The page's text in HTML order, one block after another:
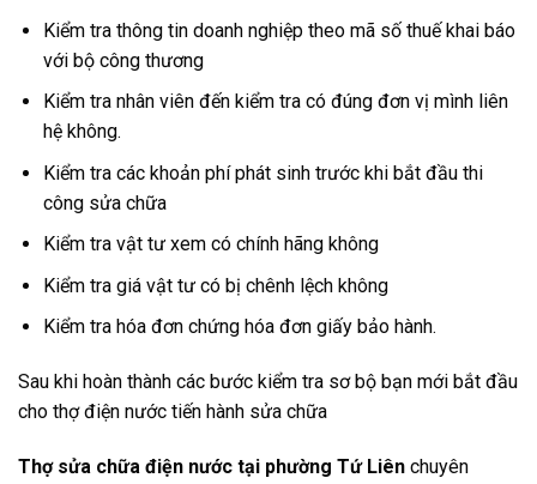
Kiểm tra thông tin doanh nghiệp theo mã số thuế khai báo
với bộ công thương
Kiểm tra nhân viên đến kiểm tra có đúng đơn vị mình liên
hệ không.
Kiểm tra các khoản phí phát sinh trước khi bắt đầu thi
công sửa chữa
Kiểm tra vật tư xem có chính hãng không
Kiểm tra giá vật tư có bị chênh lệch không
Kiểm tra hóa đơn chứng hóa đơn giấy bảo hành.
Sau khi hoàn thành các bước kiểm tra sơ bộ bạn mới bắt đầu
cho thợ điện nước tiến hành sửa chữa
Thợ sửa chữa điện nước tại phường Tứ Liên chuyên